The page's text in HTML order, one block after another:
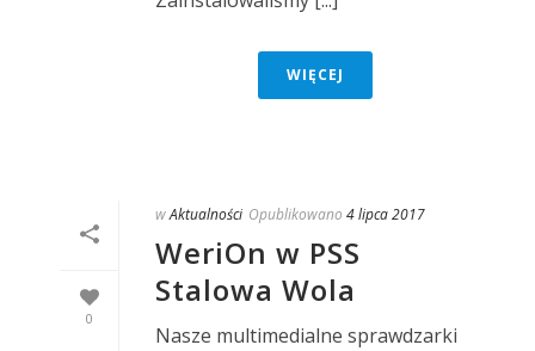
WIĘCEJ
0
wAktualności Opublikowano 4 lipca 2017
WeriOn w PSS
Stalowa Wola
Nasze multimedialne sprawdzarki